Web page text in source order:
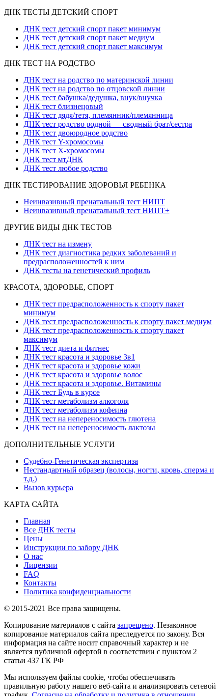
ДНК ТЕСТЫ ДЕТСКИЙ СПОРТ
ДНК тест детский спорт пакет минимум
ДНК тест детский спорт пакет медиум
ДНК тест детский спорт пакет максимум
ДНК ТЕСТ НА РОДСТВО
ДНК тест на родство по материнской линии
ДНК тест на родство по отцовской линии
ДНК тест бабушка/дедушка, внук/внучка
ДНК тест близнецовый
ДНК тест дядя/тетя, племянник/племянница
ДНК тест родство родной — сводный брат/сестра
ДНК тест двоюродное родство
ДНК тест Y-хромосомы
ДНК тест X-хромосомы
ДНК тест мтДНК
ДНК тест любое родство
ДНК ТЕСТИРОВАНИЕ ЗДОРОВЬЯ РЕБЕНКА
Неинвазивный пренатальный тест НИПТ
Неинвазивный пренатальный тест НИПТ+
ДРУГИЕ ВИДЫ ДНК ТЕСТОВ
ДНК тест на измену
ДНК тест диагностика редких заболеваний и
предрасположенностей к ним
ДНК тесты на генетический профиль
КРАСОТА, ЗДОРОВЬЕ, СПОРТ
ДНК тест предрасположенность к спорту пакет
минимум
ДНК тест предрасположенность к спорту пакет медиум
ДНК тест предрасположенность к спорту пакет
максимум
ДНК тест диета и фитнес
ДНК тест красота и здоровье 3в1
ДНК тест красота и здоровье кожи
ДНК тест красота и здоровье волос
ДНК тест красота и здоровье. Витамины
ДНК тест Будь в курсе
ДНК тест метаболизм алкоголя
ДНК тест метаболизм кофеина
ДНК тест на непереносимость глютена
ДНК тест на непереносимость лактозы
ДОПОЛНИТЕЛЬНЫЕ УСЛУГИ
Судебно-Генетическая экспертиза
Нестандартный образец (волосы, ногти, кровь, сперма и
т.д.)
Вызов курьера
КАРТА САЙТА
Главная
Все ДНК тесты
Цены
Инструкции по забору ДНК
О нас
Лицензии
FAQ
Контакты
Политика конфиденциальности
© 2015-2021 Все права защищены.
Копирование материалов с сайта запрещено. Незаконное
копирование материалов сайта преследуется по закону. Вся
информация на сайте носит справочный характер и не
является публичной офертой в соответствии с пунктом 2
статьи 437 ГК РФ
Мы используем файлы cookie, чтобы обеспечивать
правильную работу нашего веб-сайта и анализировать сетевой